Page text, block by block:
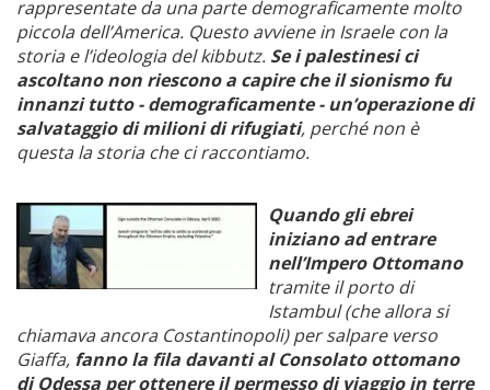
rappresentate da una parte demograficamente molto
piccola dell’America. Questo avviene in Israele con la
storia e l’ideologia del kibbutz. Se i palestinesi ci
ascoltano non riescono a capire che il sionismo fu
innanzi tutto - demograficamente - un’operazione di
salvataggio di milioni di rifugiati, perché non è
questa la storia che ci raccontiamo.
Quando gli ebrei
iniziano ad entrare
nell’Impero Ottomano
tramite il porto di
Istambul (che allora si
chiamava ancora Costantinopoli) per salpare verso
Giaffa, fanno la fila davanti al Consolato ottomano
di Odessa per ottenere il permesso di viaggio in terre